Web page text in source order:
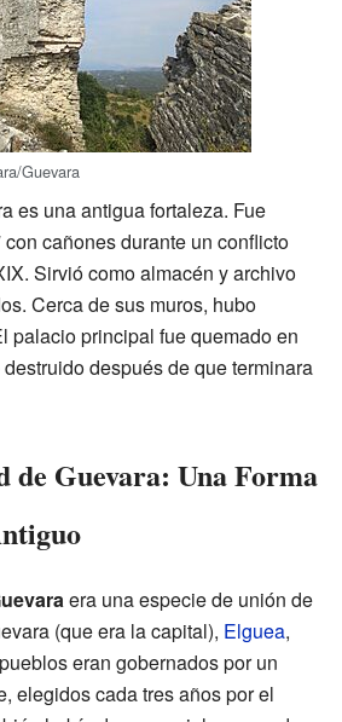
Guevara
es una antigua fortaleza. Fue
cañones durante un conflicto
Sirvió como almacén y archivo
Cerca de sus muros, hubo
palacio principal fue quemado en
después de que terminara
de Guevara: Una Forma
era una especie de unión de
(que era la capital), Elguea,
eran gobernados por un
elegidos cada tres años por el